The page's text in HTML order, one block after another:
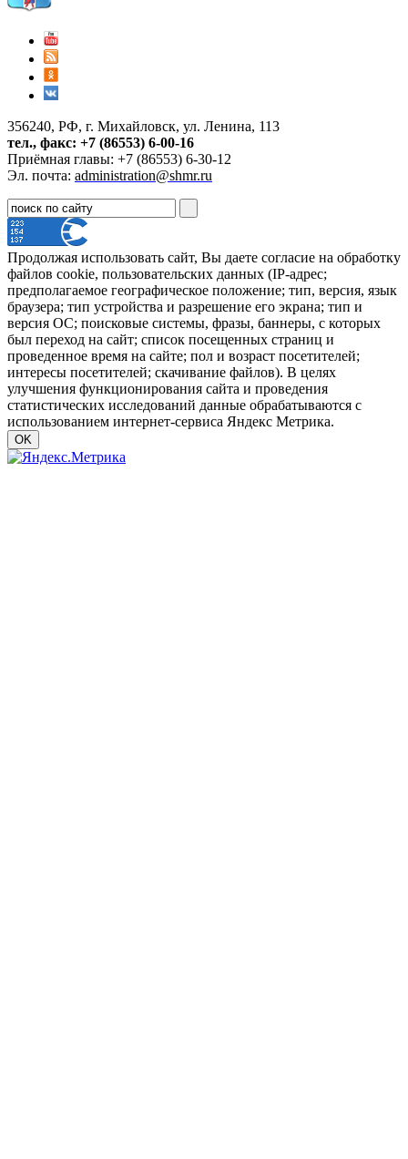
356240, РФ, г. Михайловск, ул. Ленина, 113
тел., факс: +7 (86553) 6-00-16
Приёмная главы: +7 (86553) 6-30-12
Эл. почта: administration@shmr.ru
Продолжая использовать сайт, Вы даете согласие на обработку
файлов cookie, пользовательских данных (IP-адрес;
предполагаемое географическое положение; тип, версия, язык
браузера; тип устройства и разрешение его экрана; тип и
версия ОС; поисковые системы, фразы, баннеры, с которых
был переход на сайт; список посещенных страниц и
проведенное время на сайте; пол и возраст посетителей;
интересы посетителей; скачивание файлов). В целях
улучшения функционирования сайта и проведения
статистических исследований данные обрабатываются с
использованием интернет-сервиса Яндекс Метрика.
OK